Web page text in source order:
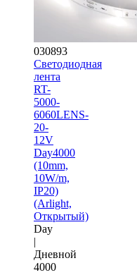
030893
Светодиодная
лента
RT-
5000-
6060LENS-
20-
12V
Day4000
(10mm,
10W/m,
IP20)
(Arlight,
Открытый)
Day
|
Дневной
4000